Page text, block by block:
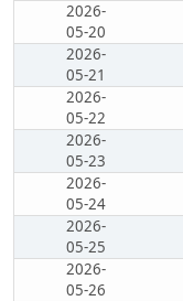
2026-
05-20
2026-
05-21
2026-
05-22
2026-
05-23
2026-
05-24
2026-
05-25
2026-
05-26